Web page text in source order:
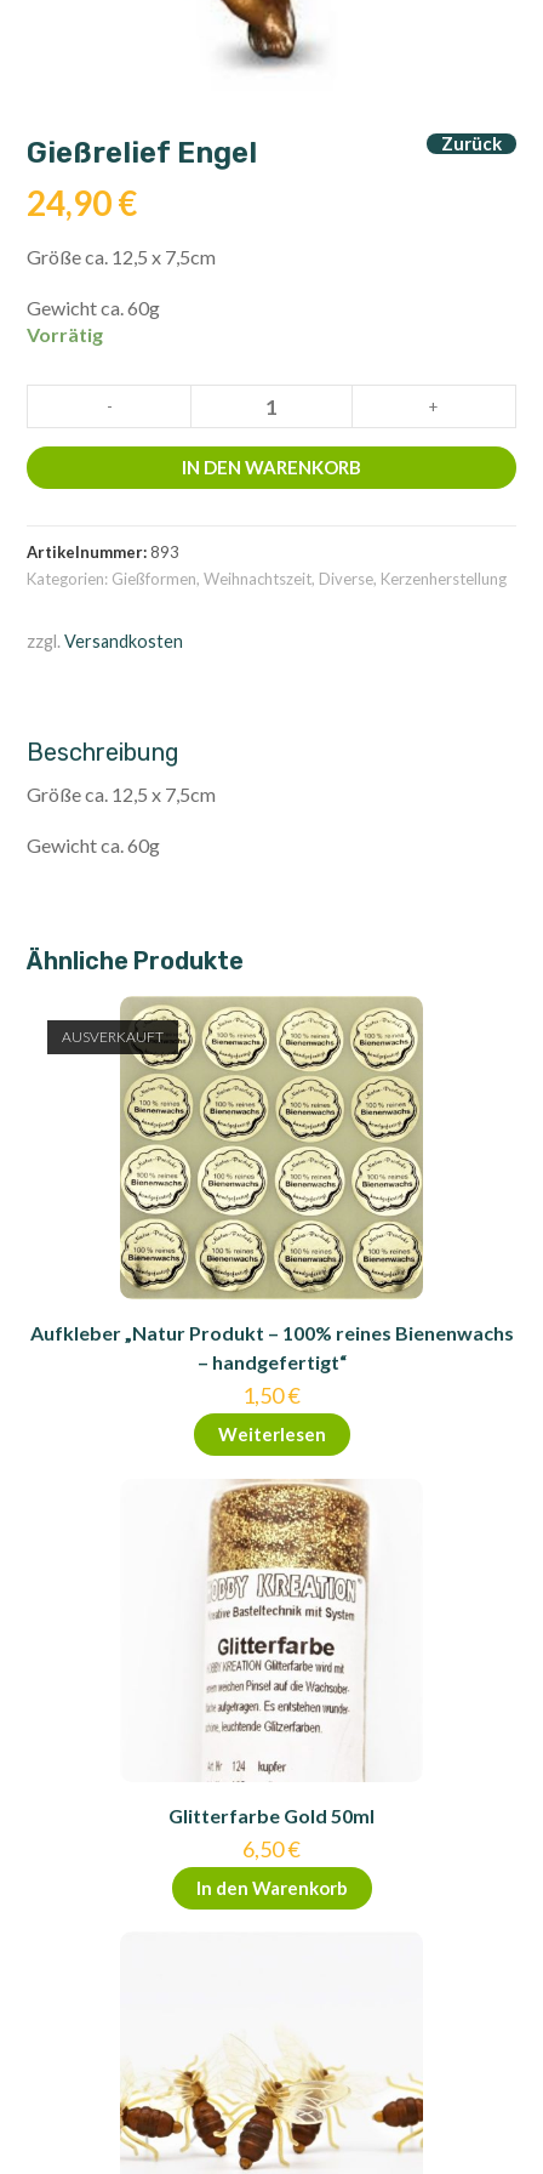
Zurück
Gießrelief Engel
24,90€
Größe ca. 12,5 x 7,5cm
Gewicht ca. 60g
Vorrätig
Engel
Menge
- +
IN DEN WARENKORB
Artikelnummer:893
Kategorien: Gießformen,Weihnachtszeit, Diverse, Kerzenherstellung
zzgl.Versandkosten
Beschreibung
Größe ca. 12,5 x 7,5cm
Gewicht ca. 60g
Ähnliche Produkte
AUSVERKAUFT
Aufkleber „Natur Produkt – 100% reines Bienenwachs
– handgefertigt“
1,50€
Weiterlesen
Glitterfarbe Gold 50ml
6,50€
In den Warenkorb